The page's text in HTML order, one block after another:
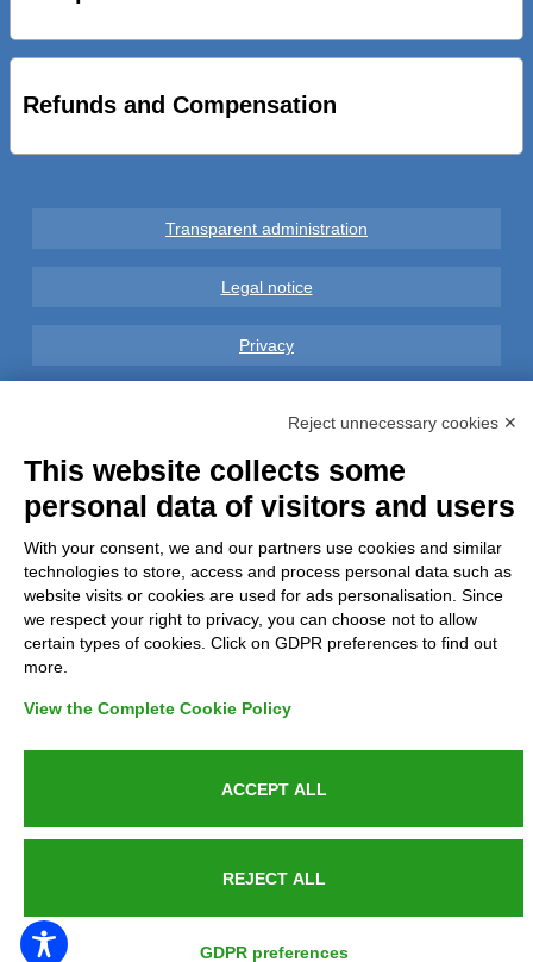
PUBLIC SERVICE ANNOUNCEMENT
AL VIA SERVIZIO DI BIKE SHARING A POTENZA CON
VAIMOO PER UTENTI FAL SCONTI SULL’UTILIZZO DELLE
Refunds and Compensation
Transparent administration
Legal notice
Privacy
Complaints
Refunds and Indemnities
Contacts
Azienda certificata UNI EN ISO 9001:2015
P.IVA 05538100727 - C.so Italia n.8 70123, BARI
Reject unnecessary cookies ✕
This website collects some
personal data of visitors and users
With your consent, we and our partners use cookies and similar
technologies to store, access and process personal data such as
website visits or cookies are used for ads personalisation. Since
we respect your right to privacy, you can choose not to allow
certain types of cookies. Click on GDPR preferences to find out
more.
View the Complete Cookie Policy
ACCEPT ALL
REJECT ALL
GDPR preferences